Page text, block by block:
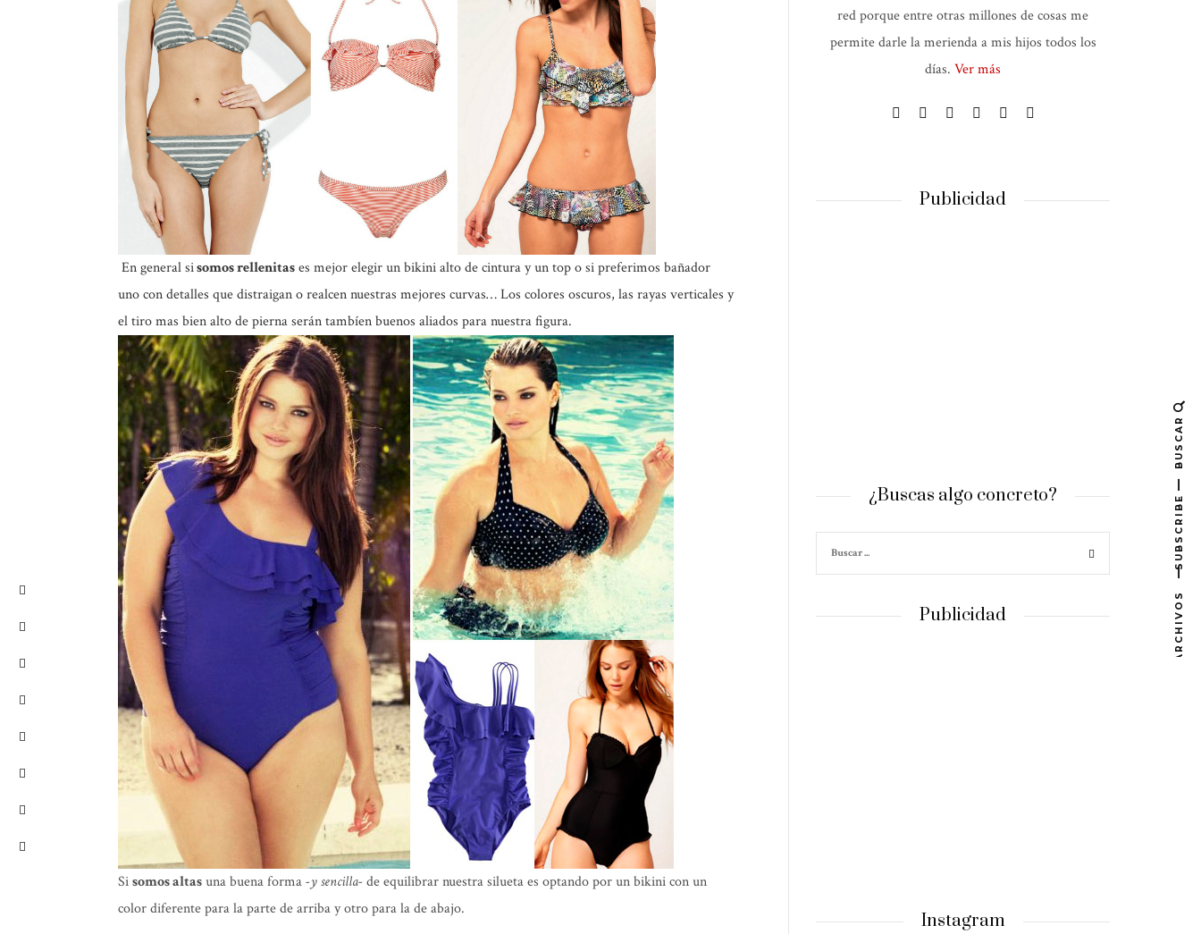
En general sisomos rellenitases mejor elegir un bikini alto de cintura y un top o si preferimos bañador
uno con detalles que distraigan o realcen nuestras mejores curvas… Los colores oscuros, las rayas verticales y
el tiro mas bien alto de pierna serán tambíen buenos aliados para nuestra figura.
Sisomos altasuna buena forma-y sencilla- de equilibrar nuestra silueta es optando por un bikini con un
color diferente para la parte de arriba y otro para la de abajo.
red porque entre otras millones de cosas me
permite darle la merienda a mis hijos todos los
días. Ver más
Publicidad
¿Buscas algo concreto?
Publicidad
Instagram
BUSCAR
SUBSCRIBE
ARCHIVOS